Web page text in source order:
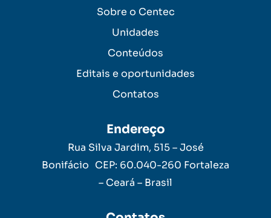
Sobre o Centec
Unidades
Conteúdos
Editais e oportunidades
Contatos
Endereço
Rua Silva Jardim, 515 – José
Bonifácio CEP: 60.040-260 Fortaleza
– Ceará – Brasil